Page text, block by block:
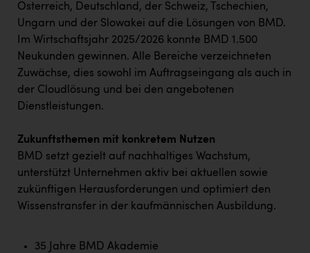
TRAILOMAT & Cycling Austria
VERITAS
Vier Diamanten
Vorlagenportal
Wir besiegen Krebs
Wirtschaftskammer OÖ
ZULuft - Zukunft Luft Austria
Österreichisches Hebammengremium
Österreich, Deutschland, der Schweiz, Tschechien,
Ungarn und der Slowakei auf die Lösungen von BMD.
Im Wirtschaftsjahr 2025/2026 konnte BMD 1.500
Neukunden gewinnen. Alle Bereiche verzeichneten
Zuwächse, dies sowohl im Auftragseingang als auch in
der Cloudlösung und bei den angebotenen
Dienstleistungen.
Zukunftsthemen mit konkretem Nutzen
BMD setzt gezielt auf nachhaltiges Wachstum,
unterstützt Unternehmen aktiv bei aktuellen sowie
zukünftigen Herausforderungen und optimiert den
Wissenstransfer in der kaufmännischen Ausbildung.
35 Jahre BMD Akademie